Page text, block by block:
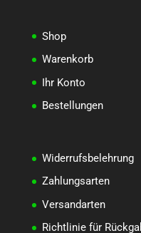
Shop
Warenkorb
Ihr Konto
Bestellungen
Widerrufsbelehrung
Zahlungsarten
Versandarten
Richtlinie für